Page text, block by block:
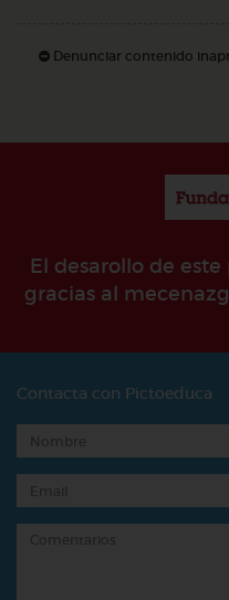
Denunciar contenido
El desarollo de
gracias al
Contacta con Pictoeduca